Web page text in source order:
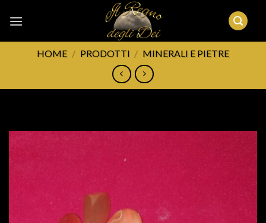
HOME / PRODOTTI / MINERALI E PIETRE